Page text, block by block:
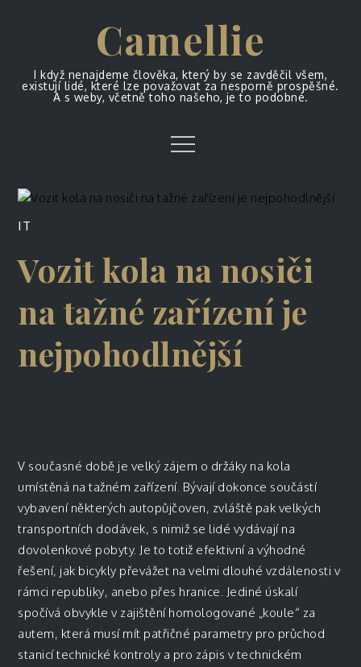
Camellie
I když nenajdeme člověka, který by se zavděčil všem,
existují lidé, které lze považovat za nesporně prospěšné.
A s weby, včetně toho našeho, je to podobné.
Menu
IT
Vozit kola na nosiči
na tažné zařízení je
nejpohodlnější
V současné době je velký zájem o držáky na kola
umístěná na tažném zařízení. Bývají dokonce součástí
vybavení některých autopůjčoven, zvláště pak velkých
transportních dodávek, s nimiž se lidé vydávají na
dovolenkové pobyty. Je to totiž efektivní a výhodné
řešení, jak bicykly převážet na velmi dlouhé vzdálenosti v
rámci republiky, anebo přes hranice. Jediné úskalí
spočívá obvykle v zajištění homologované „koule“ za
autem, která musí mít patřičné parametry pro průchod
stanicí technické kontroly a pro zápis v technickém